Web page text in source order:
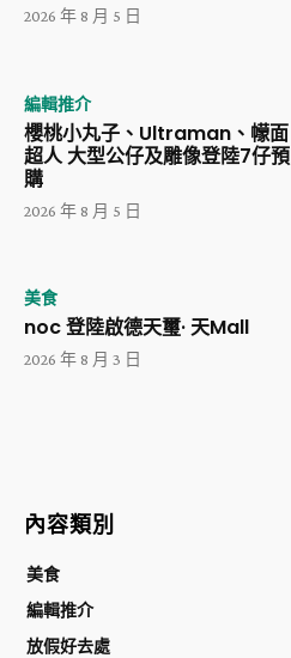
2026 年 8 月 5 日
編輯推介
櫻桃小丸子、Ultraman、幪面
超人 大型公仔及雕像登陸7仔預
購
2026 年 8 月 5 日
美食
noc 登陸啟德天璽· 天Mall
2026 年 8 月 3 日
內容類別
美食
編輯推介
放假好去處